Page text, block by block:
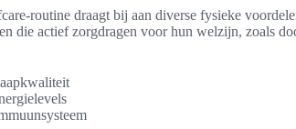
routine draagt bij aan diverse fysieke
die actief zorgdragen voor hun welzijn, zoals